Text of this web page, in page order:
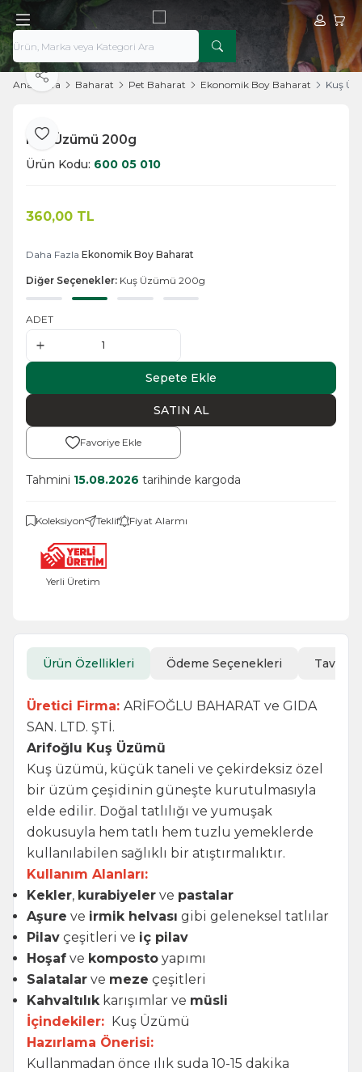
Hesabım
Ana Sayfa Baharat Pet Baharat Ekonomik Boy Baharat Kuş
Favoriye Ekle
Paylaş
Kuş Üzümü 200g
Ürün Kodu: 600 05 010
360,00 TL
Daha Fazla Ekonomik Boy Baharat
Diğer Seçenekler: Kuş Üzümü 200g
ADET
Sepete Ekle
SATIN AL
Favoriye Ekle
Tahmini 15.08.2026 tarihinde kargoda
Koleksiyon Teklif Fiyat Alarmı
Yerli Üretim
Ürün Özellikleri Ödeme Seçenekleri Tavsiye
Üretici Firma: ARİFOĞLU BAHARAT ve GIDA
SAN. LTD. ŞTİ.
Arifoğlu Kuş Üzümü
Kuş üzümü, küçük taneli ve çekirdeksiz özel
bir üzüm çeşidinin güneşte kurutulmasıyla
elde edilir. Doğal tatlılığı ve yumuşak
dokusuyla hem tatlı hem tuzlu yemeklerde
kullanılabilen sağlıklı bir atıştırmalıktır.
Kullanım Alanları:
Kekler, kurabiyeler ve pastalar
Aşure ve irmik helvası gibi geleneksel tatlılar
Pilav çeşitleri ve iç pilav
Hoşaf ve komposto yapımı
Salatalar ve meze çeşitleri
Kahvaltılık karışımlar ve müsli
İçindekiler: Kuş Üzümü
Hazırlama Önerisi:
Kullanmadan önce ılık suda 10-15 dakika